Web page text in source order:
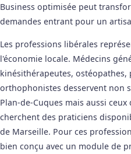
Business optimisée peut
demandes entrant pour un
Les professions libérales
l'économie locale. Médecins
kinésithérapeutes, ostéopathes,
orthophonistes desservent non
Plan-de-Cuques mais aussi
cherchent des praticiens
de Marseille. Pour ces
bien conçu avec un module de